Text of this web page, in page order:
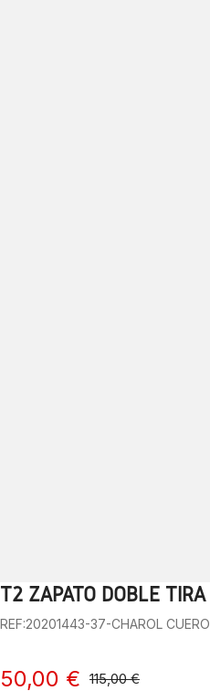
1 2 3 4 5
T2 ZAPATO DOBLE TIRA
REF:20201443-37-CHAROL CUERO
50,00 € 115,00 €